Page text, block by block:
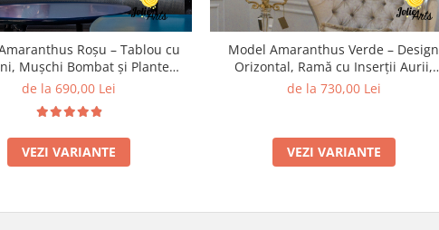
Roșu – Tablou cu
Mușchi Bombat și Plante
Naturale Stabilizate
de la 690,00 Lei
VEZI VARIANTE
Model Amaranthus Verde – Design
Orizontal, Ramă cu Inserții Aurii,
Licheni, Mușchi și Plante Naturale
de la 730,00 Lei
VEZI VARIANTE